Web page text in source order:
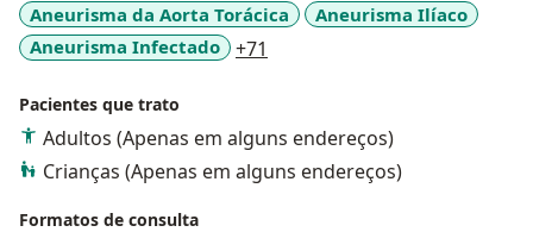
Aneurisma da Aorta Torácica
Aneurisma Ilíaco
Aneurisma Infectado
+71
Pacientes que trato
Adultos (Apenas em alguns endereços)
Crianças (Apenas em alguns endereços)
Formatos de consulta